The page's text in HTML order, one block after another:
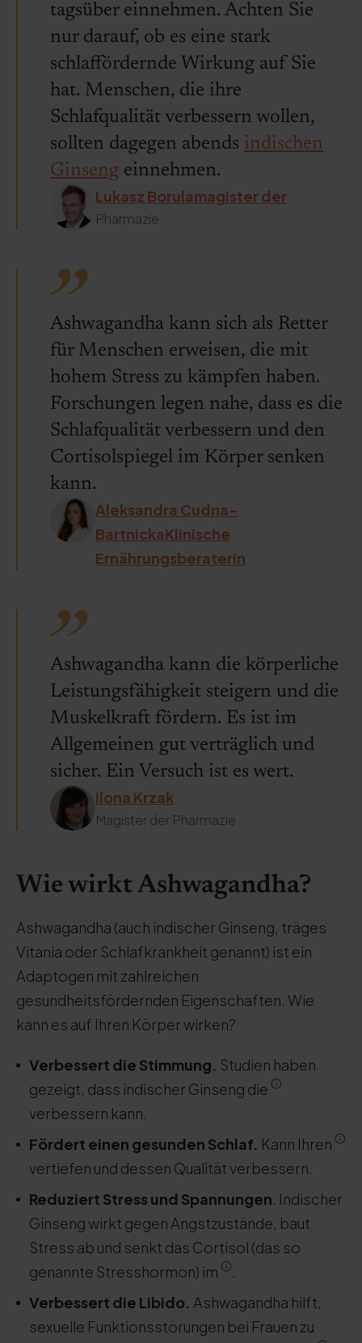
tagsüber einnehmen. Achten Sie
nur darauf, ob es eine stark
schlaffördernde Wirkung auf Sie
hat. Menschen, die ihre
Schlafqualität verbessern wollen,
sollten dagegen abends indischen
Ginseng einnehmen.
Lukasz Borulamagister der
Pharmazie
Ashwagandha kann sich als Retter
für Menschen erweisen, die mit
hohem Stress zu kämpfen haben.
Forschungen legen nahe, dass es die
Schlafqualität verbessern und den
Cortisolspiegel im Körper senken
kann.
Aleksandra Cudna-
BartnickaKlinische
Ernährungsberaterin
Ashwagandha kann die körperliche
Leistungsfähigkeit steigern und die
Muskelkraft fördern. Es ist im
Allgemeinen gut verträglich und
sicher. Ein Versuch ist es wert.
Ilona Krzak
Magister der Pharmazie
Wie wirkt Ashwagandha?
Ashwagandha (auch indischer Ginseng, träges
Vitania oder Schlafkrankheit genannt) ist ein
Adaptogen mit zahlreichen
gesundheitsfördernden Eigenschaften. Wie
kann es auf Ihren Körper wirken?
Verbessert die Stimmung. Studien haben
gezeigt, dass indischer Ginseng die
verbessern kann.
Fördert einen gesunden Schlaf. Kann Ihren
vertiefen und dessen Qualität verbessern.
Reduziert Stress und Spannungen. Indischer
Ginseng wirkt gegen Angstzustände, baut
Stress ab und senkt das Cortisol (das so
genannte Stresshormon) im
.
Verbessert die Libido. Ashwagandha hilft,
sexuelle Funktionsstörungen bei Frauen zu